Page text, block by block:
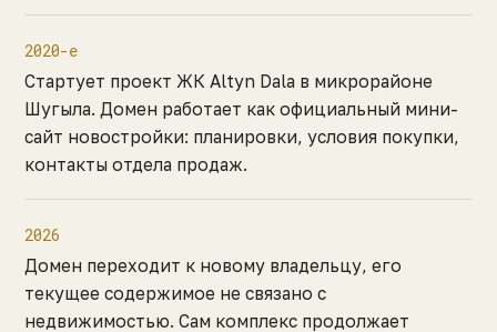
2020-е
Стартует проект ЖК Altyn Dala в микрорайоне
Шугыла. Домен работает как официальный мини-
сайт новостройки: планировки, условия покупки,
контакты отдела продаж.
2026
Домен переходит к новому владельцу, его
текущее содержимое не связано с
недвижимостью. Сам комплекс продолжает